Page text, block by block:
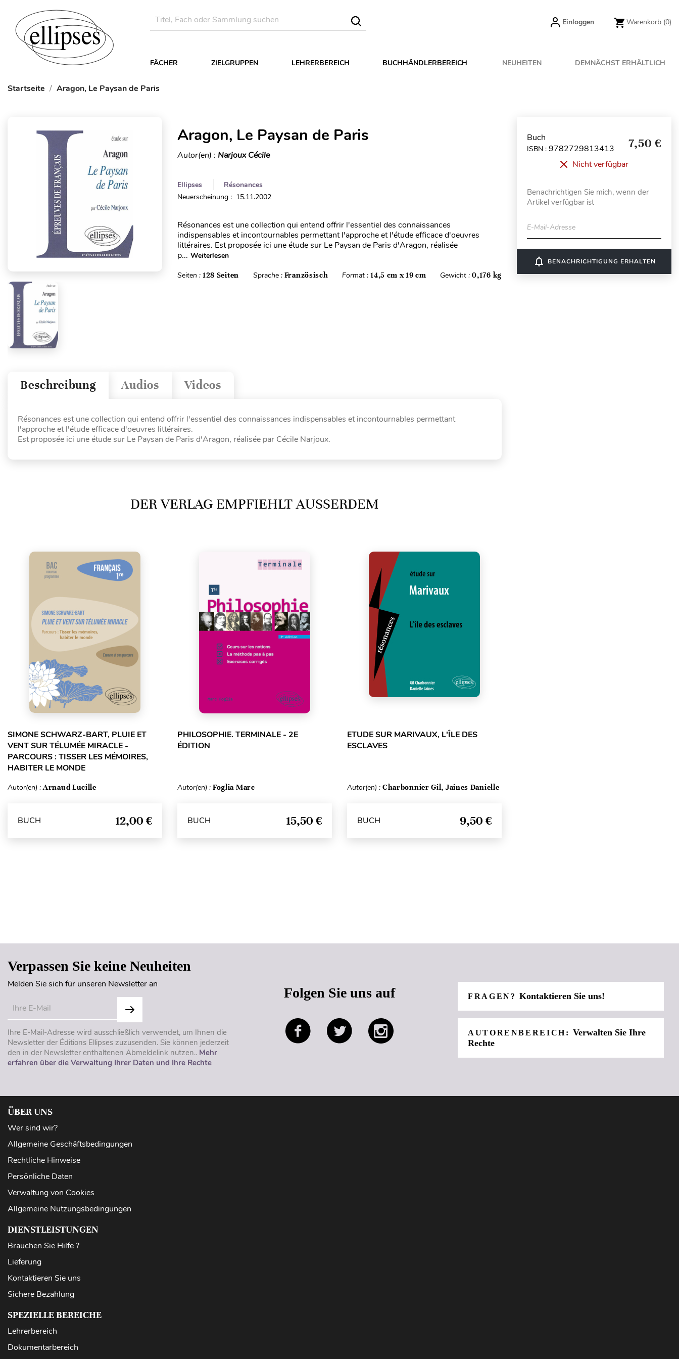
Einloggen Warenkorb (0)
FÄCHER ZIELGRUPPEN LEHRERBEREICH BUCHHÄNDLERBEREICH NEUHEITEN DEMNÄCHST ERHÄLTLICH
Startseite Aragon, Le Paysan de Paris
Aragon, Le Paysan de Paris
Autor(en) : Narjoux Cécile
Ellipses
Résonances
Neuerscheinung : 15.11.2002
Résonances est une collection qui entend offrir l'essentiel des connaissances
indispensables et incontournables permettant l'approche et l'étude efficace d'oeuvres
littéraires. Est proposée ici une étude sur Le Paysan de Paris d'Aragon, réalisée
p... Weiterlesen
Seiten : 128 Seiten Sprache : Französisch Format :14,5 cm x 19 cm Gewicht :0,176 kg
Videos
Audios
Beschreibung
Résonances est une collection qui entend offrir l'essentiel des connaissances indispensables et incontournables permettant
l'approche et l'étude efficace d'oeuvres littéraires.
Est proposée ici une étude sur Le Paysan de Paris d'Aragon, réalisée par Cécile Narjoux.
DER VERLAG EMPFIEHLT AUSSERDEM
SIMONE SCHWARZ-BART, PLUIE ET
VENT SUR TÉLUMÉE MIRACLE -
PARCOURS : TISSER LES MÉMOIRES,
HABITER LE MONDE
Autor(en) :Arnaud Lucille
BUCH 12,00 €
PHILOSOPHIE. TERMINALE - 2E
ÉDITION
Autor(en) : Foglia Marc
BUCH 15,50 €
ETUDE SUR MARIVAUX, L'ÎLE DES
ESCLAVES
Autor(en) : Charbonnier Gil, Jaines Danielle
BUCH 9,50 €
Buch
ISBN : 9782729813413 7,50 €
Nicht verfügbar
Benachrichtigen Sie mich, wenn der
Artikel verfügbar ist
E-Mail-Adresse
notifications_none BENACHRICHTIGUNG ERHALTEN
Verpassen Sie keine Neuheiten
Melden Sie sich für unseren Newsletter an
Ihre E-Mail-Adresse wird ausschließlich verwendet, um Ihnen die
Newsletter der Éditions Ellipses zuzusenden. Sie können jederzeit
den in der Newsletter enthaltenen Abmeldelink nutzen.. Mehr
erfahren über die Verwaltung Ihrer Daten und Ihre Rechte
Folgen Sie uns auf FRAGEN?Kontaktieren Sie uns!
AUTORENBEREICH:Verwalten Sie Ihre
Rechte
ÜBER UNS
Wer sind wir?
Allgemeine Geschäftsbedingungen
Rechtliche Hinweise
Persönliche Daten
Verwaltung von Cookies
Allgemeine Nutzungsbedingungen
DIENSTLEISTUNGEN
Brauchen Sie Hilfe ?
Lieferung
Kontaktieren Sie uns
Sichere Bezahlung
SPEZIELLE BEREICHE
Lehrerbereich
Dokumentarbereich